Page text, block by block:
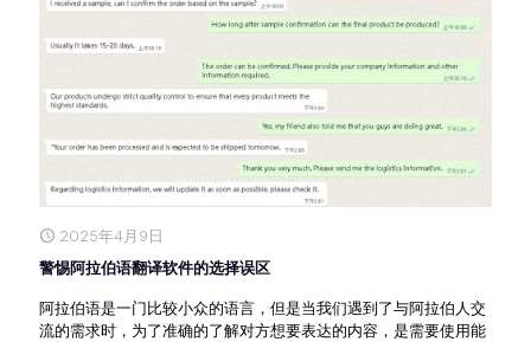
2025年4月9日
警惕阿拉伯语翻译软件的选择误区
阿拉伯语是一门比较小众的语言，但是当我们遇到了与阿拉伯人交
流的需求时，为了准确的了解对方想要表达的内容，是需要使用能